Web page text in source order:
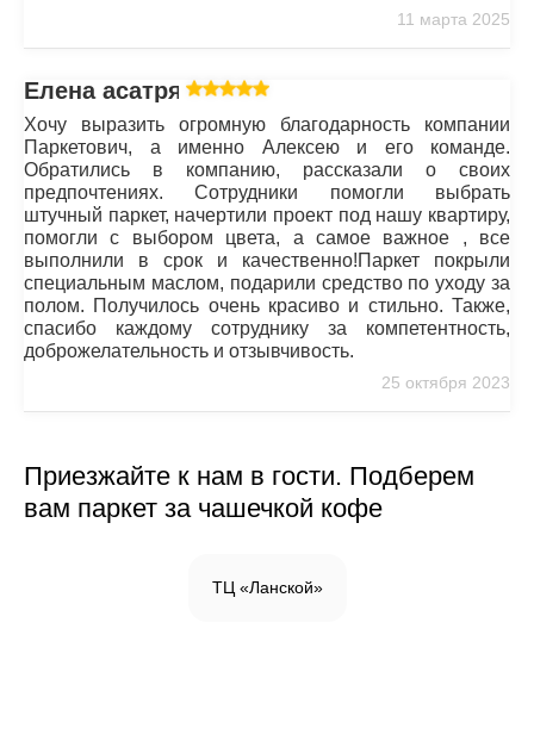
11 марта 2025
Елена асатрян
Хочу выразить огромную благодарность компании
Паркетович, а именно Алексею и его команде.
Обратились в компанию, рассказали о своих
предпочтениях. Сотрудники помогли выбрать
штучный паркет, начертили проект под нашу квартиру,
помогли с выбором цвета, а самое важное , все
выполнили в срок и качественно!Паркет покрыли
специальным маслом, подарили средство по уходу за
полом. Получилось очень красиво и стильно. Также,
спасибо каждому сотруднику за компетентность,
доброжелательность и отзывчивость.
25 октября 2023
Приезжайте к нам в гости. Подберем
вам паркет за чашечкой кофе
ТЦ «Ланской»